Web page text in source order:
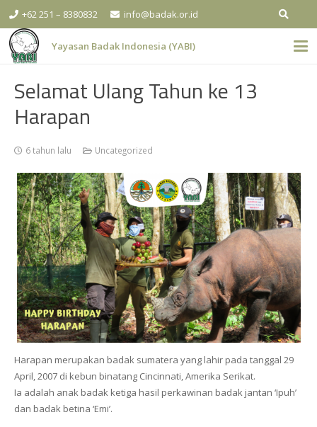
+62 251 – 8380832 info@badak.or.id
Yayasan Badak Indonesia (YABI)
Selamat Ulang Tahun ke 13
Harapan
6 tahun lalu Uncategorized
Harapan merupakan badak sumatera yang lahir pada tanggal 29
April, 2007 di kebun binatang Cincinnati, Amerika Serikat.
Ia adalah anak badak ketiga hasil perkawinan badak jantan ‘Ipuh’
dan badak betina ‘Emi’.